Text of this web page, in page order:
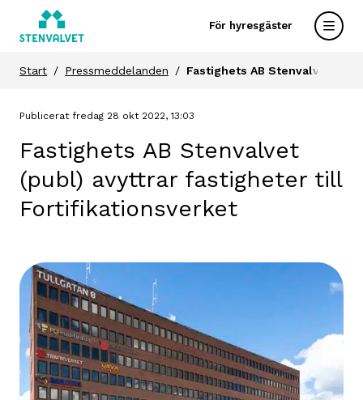
För hyresgäster
Start Pressmeddelanden Fastighets AB Stenvalvet
Publicerat fredag 28 okt 2022, 13:03
Fastighets AB Stenvalvet
(publ) avyttrar fastigheter till
Fortifikationsverket